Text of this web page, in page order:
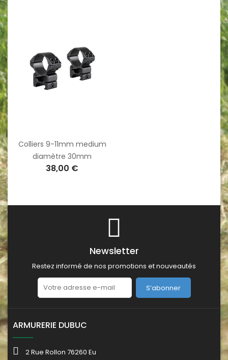
Colliers 9-11mm medium
diamètre 30mm
38,00 €
Newsletter
Restez informé de nos promotions et nouveautés
S’abonner
ARMURERIE DUBUC
2 Rue Rollon 76260 Eu